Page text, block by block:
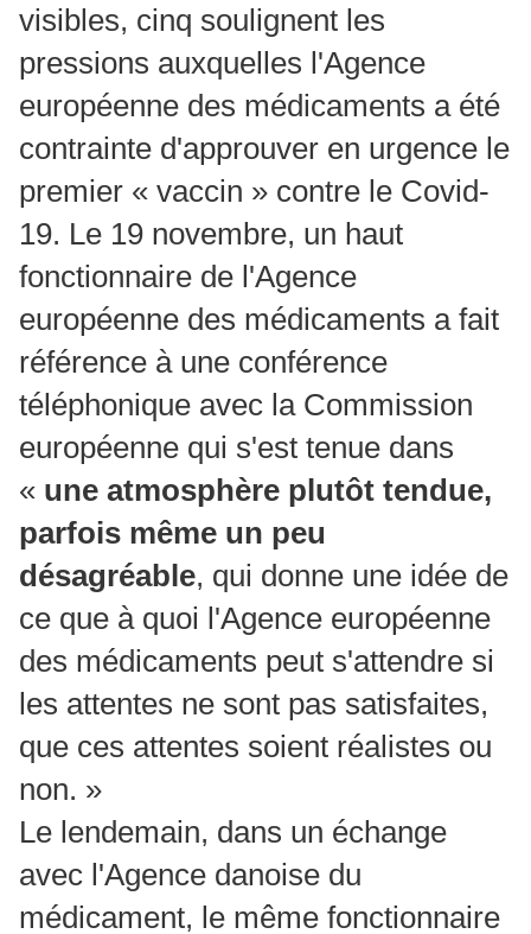
visibles, cinq soulignent les
pressions auxquelles l'Agence
européenne des médicaments a été
contrainte d'approuver en urgence le
premier « vaccin » contre le Covid-
19. Le 19 novembre, un haut
fonctionnaire de l'Agence
européenne des médicaments a fait
référence à une conférence
téléphonique avec la Commission
européenne qui s'est tenue dans
« une atmosphère plutôt tendue,
parfois même un peu
désagréable, qui donne une idée de
ce que à quoi l'Agence européenne
des médicaments peut s'attendre si
les attentes ne sont pas satisfaites,
que ces attentes soient réalistes ou
non. »
Le lendemain, dans un échange
avec l'Agence danoise du
médicament, le même fonctionnaire